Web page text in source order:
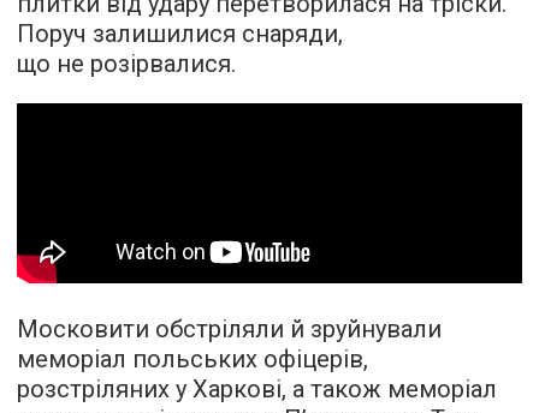
Поруч залишилися снаряди,
що не розірвалися.
Московити обстріляли й зруйнували
меморіал польських офіцерів,
розстріляних у Харкові, а також меморіал